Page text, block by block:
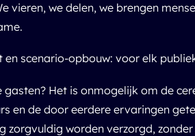
vieren, we delen, we brengen
en scenario-opbouw: voor elk
gasten? Het is onmogelijk om de
en de door eerdere ervaringen
zorgvuldig worden verzorgd,